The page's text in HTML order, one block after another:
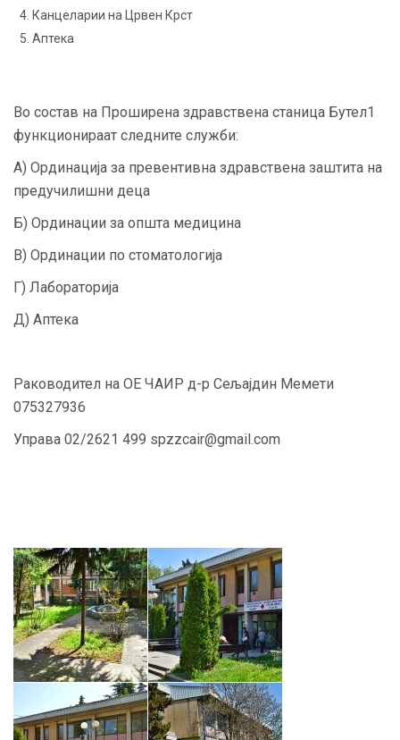
Канцеларии на Црвен Крст
Аптека
Во состав на Проширена здравствена станица Бутел1
функционираат следните служби:
А) Ординација за превентивна здравствена заштита на
предучилишни деца
Б) Ординации за општа медицина
В) Ординации по стоматологија
Г) Лабораторија
Д) Аптека
Раководител на ОЕ ЧАИР д-р Сељајдин Мемети
075327936
Управа 02/2621 499 spzzcair@gmail.com